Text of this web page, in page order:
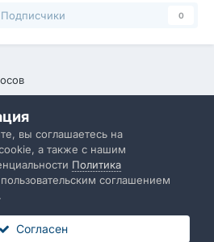
Подписчики 0
Обратная связь
IBResource
by Invision Community
вы соглашаетесь на
а также с нашим
Политика
соглашением
.
Согласен